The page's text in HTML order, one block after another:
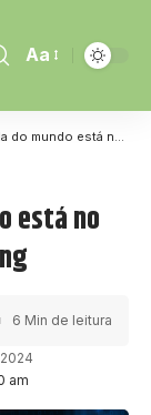
Aa
Oriente Médio: Confira o ranking
está no
am
6 Min de leitura